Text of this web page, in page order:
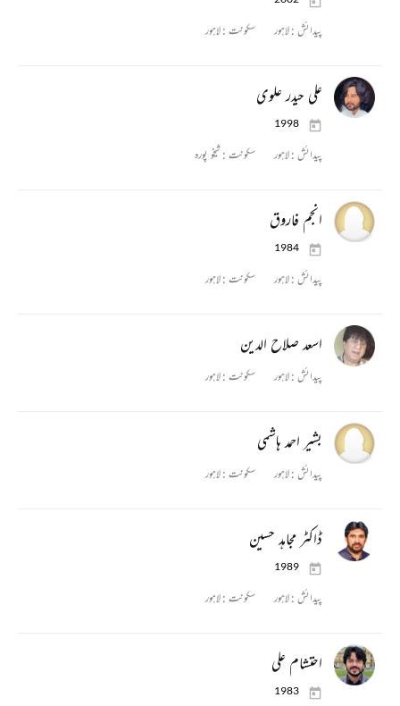
پیدائش :لاہور سکونت :لاہور
علی حیدر علوی
1998
پیدائش :لاہور سکونت : شیخو پورہ
انجم فاروق
1984
پیدائش :لاہور سکونت :لاہور
اسعد صلاح الدین
پیدائش :لاہور سکونت :لاہور
بشیر احمد ہاشمی
پیدائش :لاہور سکونت :لاہور
ڈاکٹر مجاہد حسین
1989
پیدائش :لاہور سکونت :لاہور
احتشام علی
1983